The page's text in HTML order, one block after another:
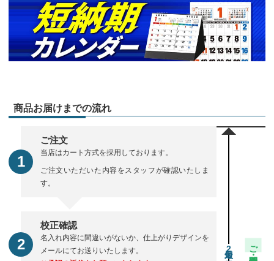
商品お届けまでの流れ
ご注文
当店はカート方式を採用しております。
ご注文いただいた内容をスタッフが確認いたしま
す。
校正確認
名入れ内容に間違いがないか、仕上がりデザインを
メールにてお送りいたします。
2 ご注文・校正期間